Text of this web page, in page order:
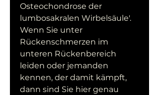
Osteochondrose der
lumbosakralen Wirbelsäule'.
Wenn Sie unter
Rückenschmerzen im
unteren Rückenbereich
leiden oder jemanden
kennen, der damit kämpft,
dann sind Sie hier genau